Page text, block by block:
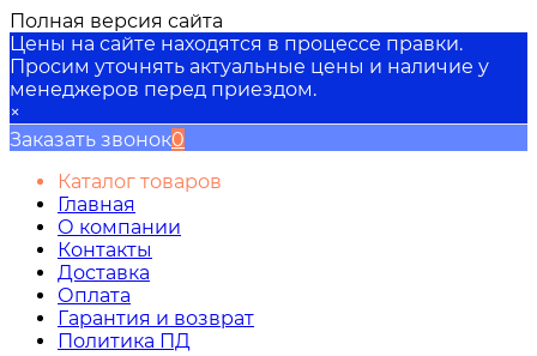
Полная версия сайта
Цены на сайте находятся в процессе правки.
Просим уточнять актуальные цены и наличие у
менеджеров перед приездом.
×
Заказать звонок0
Каталог товаров
Главная
О компании
Контакты
Доставка
Оплата
Гарантия и возврат
Политика ПД